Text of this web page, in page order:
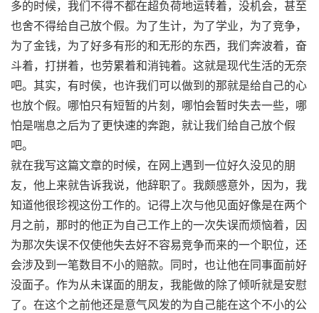
多的时候，我们不得不都在超负荷地运转着，没机会，甚至
也舍不得给自己放个假。为了生计，为了学业，为了竞争，
为了金钱，为了好多有形的和无形的东西，我们奔波着，奋
斗着，打拼着，也劳累着和消钝着。这就是现代生活的无奈
吧。其实，有时侯，也许我们可以做到的那就是给自己的心
也放个假。哪怕只有短暂的片刻，哪怕会暂时失去一些，哪
怕是喘息之后为了更快速的奔跑，就让我们给自己放个假
吧。
就在我写这篇文章的时候，在网上遇到一位好久没见的朋
友，他上来就告诉我说，他辞职了。我颇感意外，因为，我
知道他很珍视这份工作的。记得上次与他见面好像是在两个
月之前，那时的他正为自己工作上的一次失误而烦恼着，因
为那次失误不仅使他失去好不容易竞争而来的一个职位，还
会涉及到一笔数目不小的赔款。同时，也让他在同事面前好
没面子。作为从未谋面的朋友，我能做的除了倾听就是安慰
了。在这个之前他还是意气风发的为自己能在这个不小的公